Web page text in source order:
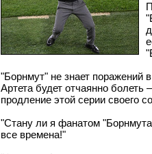
"Борнмут" не знает поражений
Артета будет отчаянно
продление этой серии своего
"Стану ли я фанатом
все времена!"